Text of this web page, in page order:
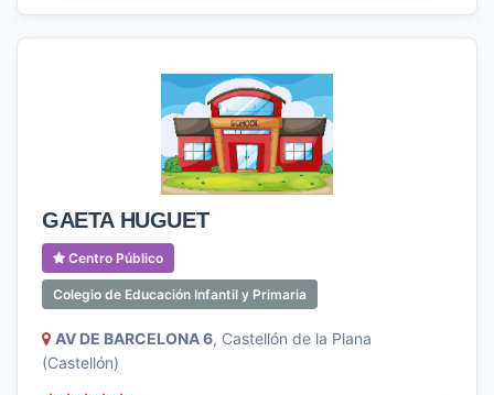
GAETA HUGUET
Centro Público
Colegio de Educación Infantil y Primaria
AV DE BARCELONA 6, Castellón de la Plana
(Castellón)